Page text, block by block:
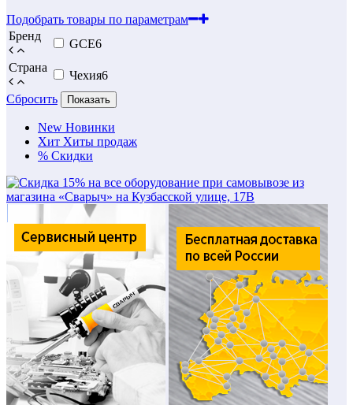
Подобрать товары по параметрам
Бренд
GCE6
Страна
Чехия6
Сбросить
Показать
New Новинки
Хит Хиты продаж
% Скидки